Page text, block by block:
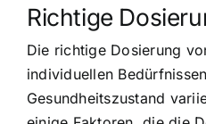
Richtige
Die richtige Dosierung
individuellen
Gesundheitszustand